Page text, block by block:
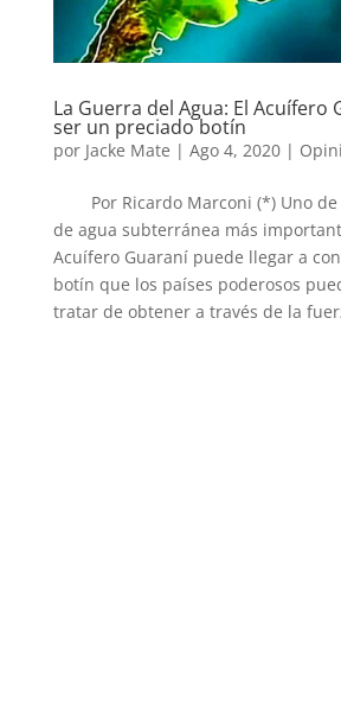
La Guerra del Agua: El Acuífero
ser un preciado botín
por Jacke Mate | Ago 4, 2020|
Por Ricardo Marconi (*) Uno de
de agua subterránea más
Acuífero Guaraní puede llegar a
botín que los países poderosos
tratar de obtener a través de la